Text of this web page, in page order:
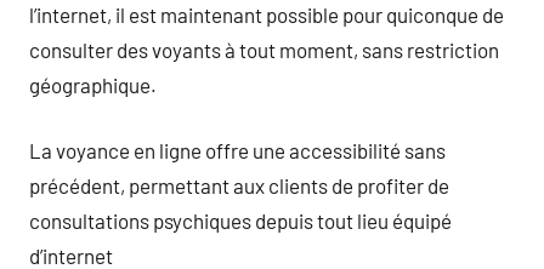
l’internet, il est maintenant possible pour quiconque de
consulter des voyants à tout moment, sans restriction
géographique.
La voyance en ligne offre une accessibilité sans
précédent, permettant aux clients de profiter de
consultations psychiques depuis tout lieu équipé
d’internet